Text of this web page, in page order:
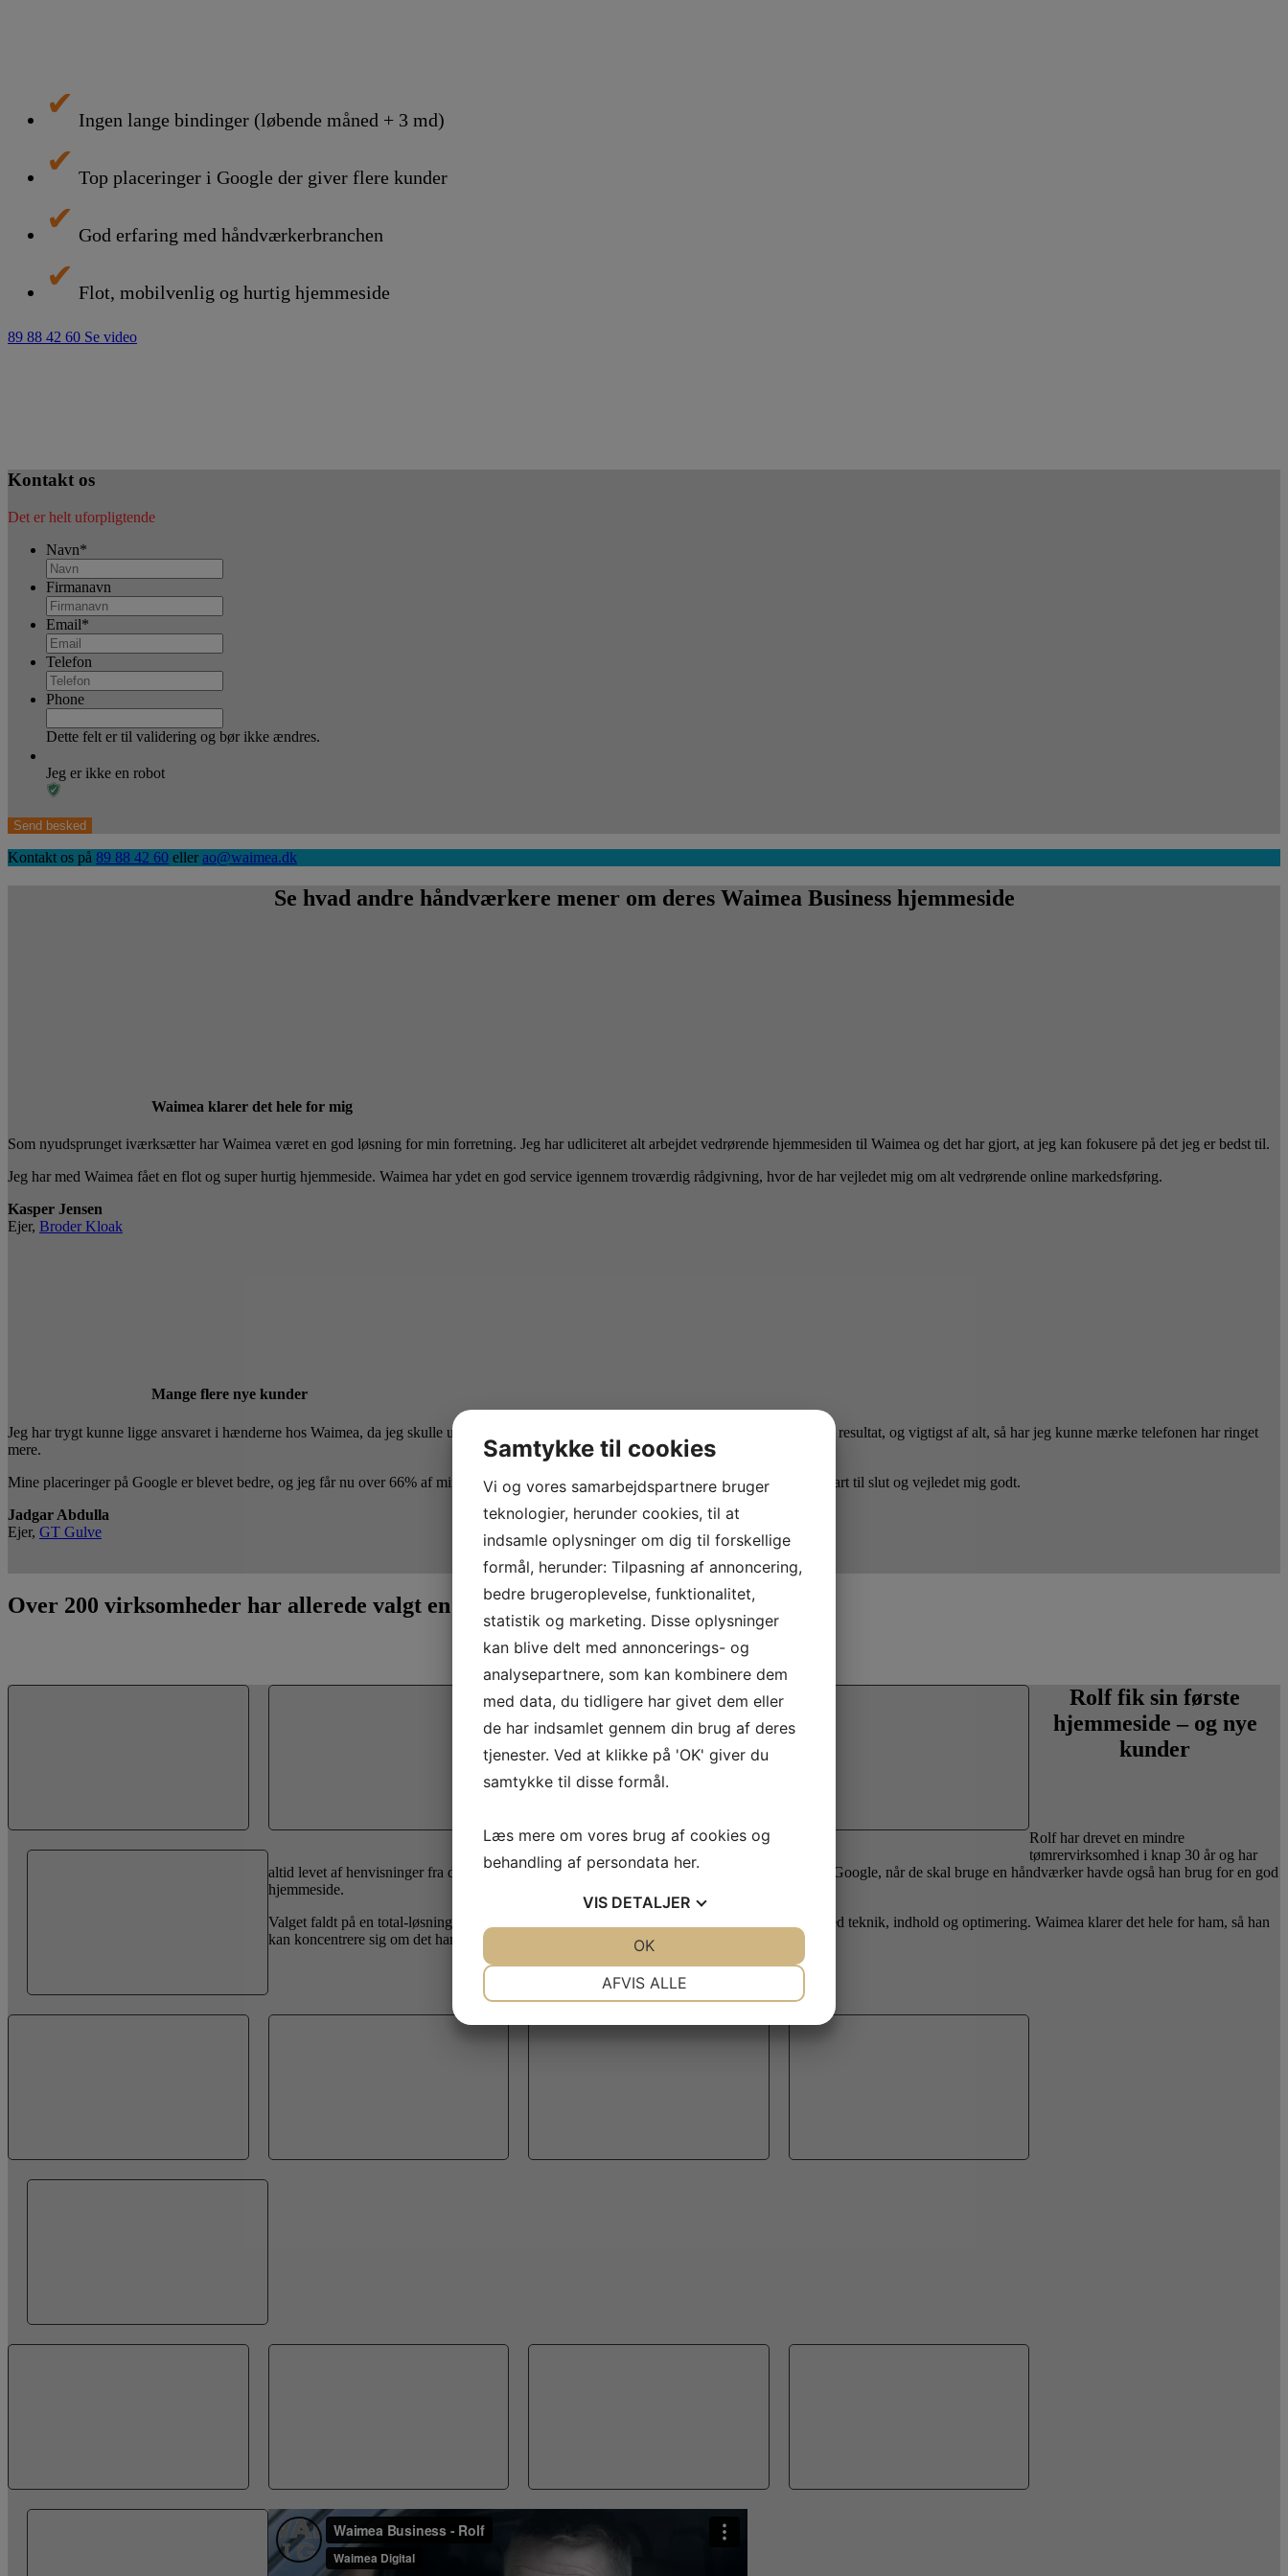
✔ Ingen lange bindinger (løbende måned + 3 md)
✔ Top placeringer i Google der giver flere kunder
✔ God erfaring med håndværkerbranchen
✔ Flot, mobilvenlig og hurtig hjemmeside
89 88 42 60 Se video
Kontakt os
Det er helt uforpligtende
Navn*
Firmanavn
Email*
Telefon
Phone
Dette felt er til validering og bør ikke ændres.
Jeg er ikke en robot
Kontakt os på 89 88 42 60 eller ao@waimea.dk
Se hvad andre håndværkere mener om deres Waimea Business hjemmeside
Waimea klarer det hele for mig
Som nyudsprunget iværksætter har Waimea været en god løsning for min forretning. Jeg har udliciteret alt arbejdet vedrørende hjemmesiden til Waimea og det har gjort, at jeg kan fokusere på det jeg er bedst til.
Jeg har med Waimea fået en flot og super hurtig hjemmeside. Waimea har ydet en god service igennem troværdig rådgivning, hvor de har vejledet mig om alt vedrørende online markedsføring.
Kasper Jensen
Ejer, Broder Kloak
Mange flere nye kunder
Jeg har trygt kunne ligge ansvaret i hænderne hos Waimea, da jeg skulle ud og have lavet en hjemmesideløsning. Jeg har fået et rigtig flot resultat, og vigtigst af alt, så har jeg kunne mærke telefonen har ringet
mere.
Mine placeringer på Google er blevet bedre, og jeg får nu over 66% af mine kunder fra Google. Waimea har klaret det hele for mig, fra start til slut og vejledet mig godt.
Jadgar Abdulla
Ejer, GT Gulve
Over 200 virksomheder har allerede valgt en Waimea Business hjemmeside
Rolf fik sin første
hjemmeside – og nye
kunder
Rolf har drevet en mindre
tømrervirksomhed i knap 30 år og har
altid levet af henvisninger fra de mange glade kunder. Men da flere og flere i dag bare søger i Google, når de skal bruge en håndværker havde også han brug for en god
hjemmeside.
Valget faldt på en total-løsning med Waimea Business så Rolf helt slipper for at skulle rode med teknik, indhold og optimering. Waimea klarer det hele for ham, så han
kan koncentrere sig om det han er bedst til.
Samtykke til cookies
Vi og vores samarbejdspartnere bruger
teknologier, herunder cookies, til at
indsamle oplysninger om dig til forskellige
formål, herunder: Tilpasning af annoncering,
bedre brugeroplevelse, funktionalitet,
statistik og marketing. Disse oplysninger
kan blive delt med annoncerings- og
analysepartnere, som kan kombinere dem
med data, du tidligere har givet dem eller
de har indsamlet gennem din brug af deres
tjenester. Ved at klikke på 'OK' giver du
samtykke til disse formål.
Læs mere om vores brug af cookies og
behandling af persondata her.
VIS DETALJER
AFVIS ALLE
OK